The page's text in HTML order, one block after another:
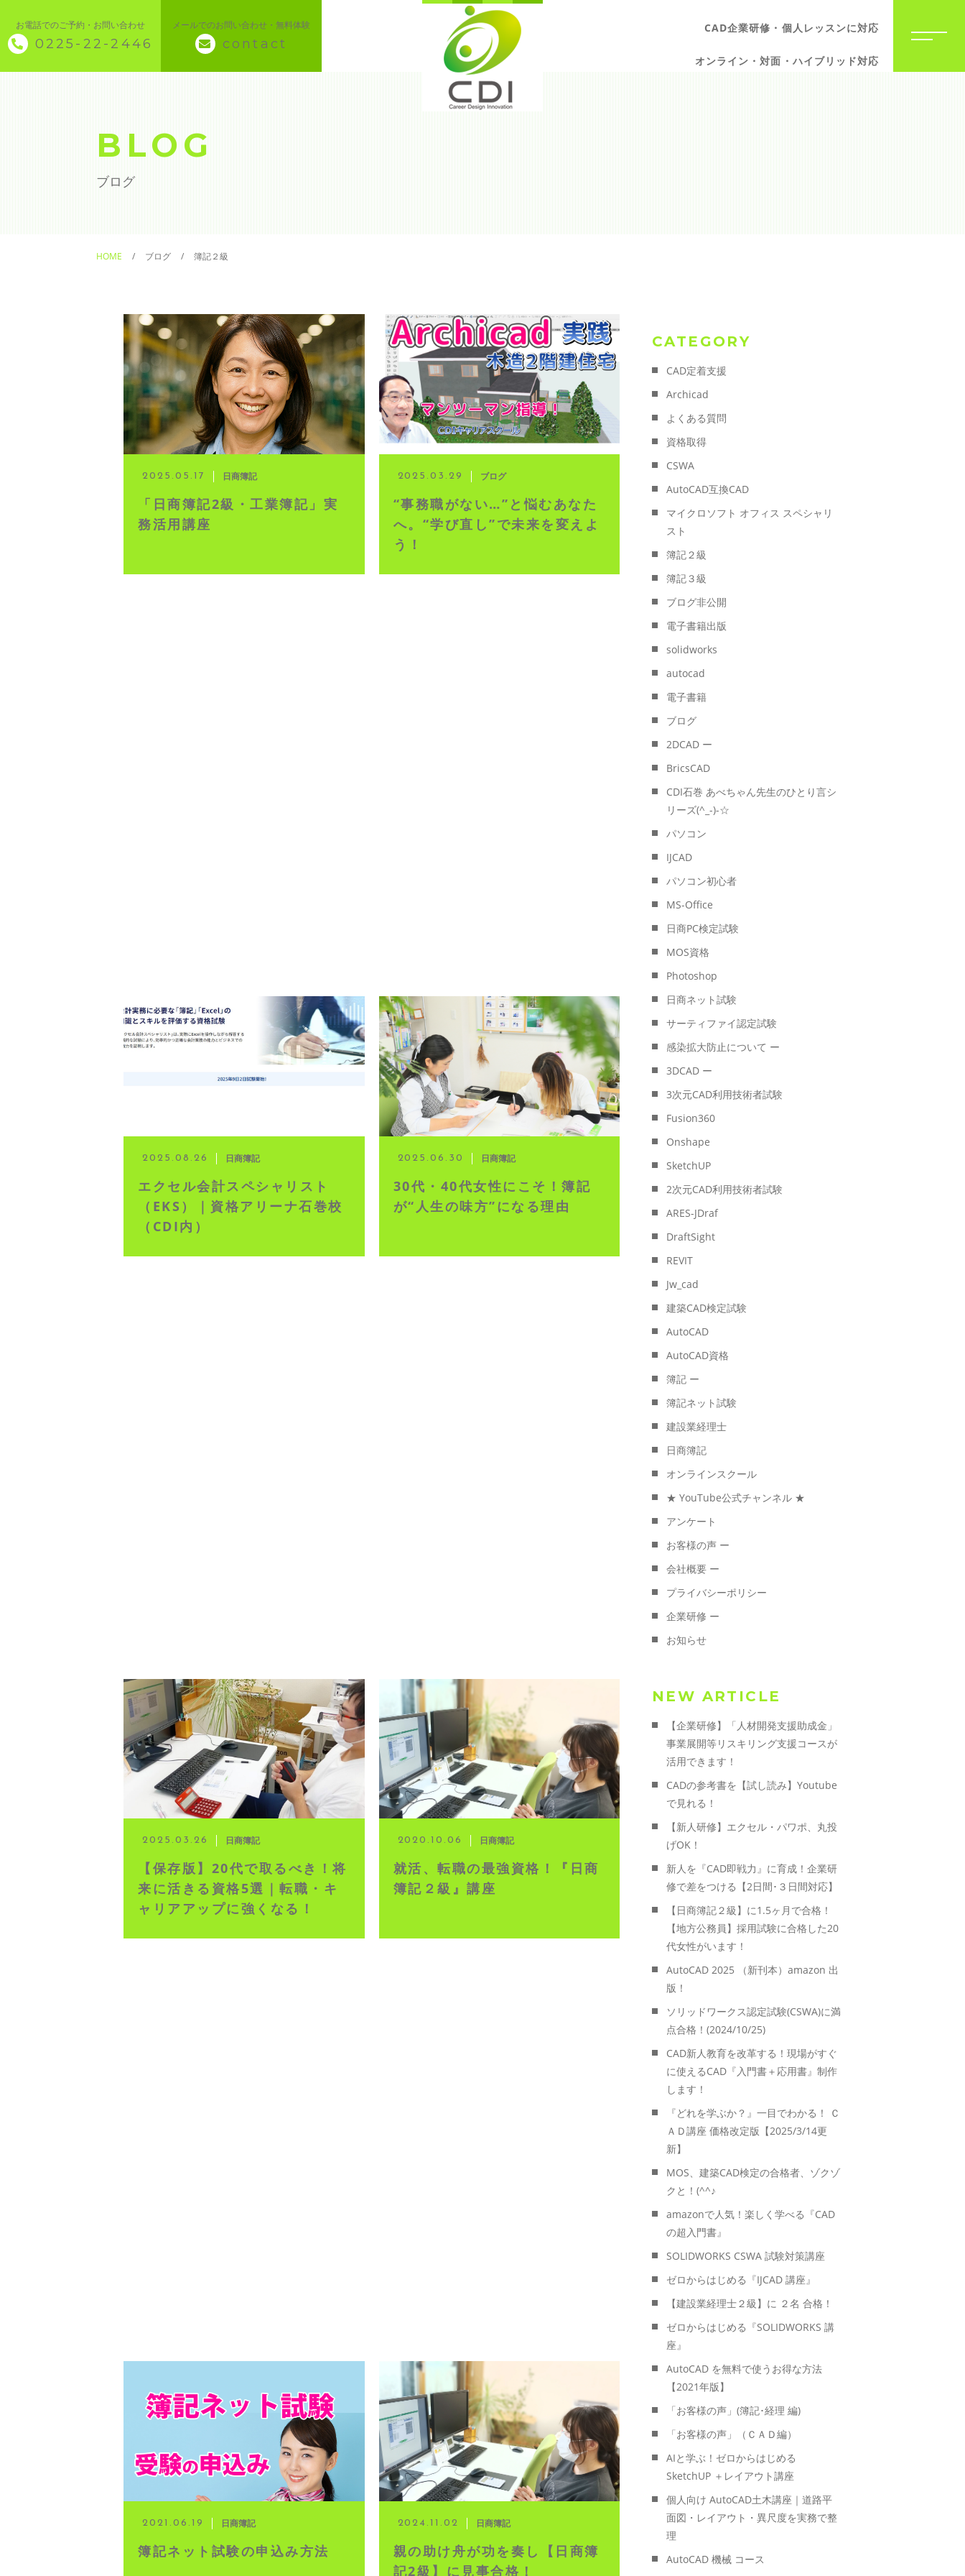
お電話でのご予約・お問い合わせ
0225-22-2446
メールでのお問い合わせ・無料体験
contact
CAD企業研修・個人レッスンに対応
オンライン・対面・ハイブリッド対応
◇ トップページ
◆ CAD・BIM
◆ 資格･ネット試験
◆ オンラインによる授業／体験
◇ 書籍出版
◇ Youtubeチャンネル・ライブ配信
◇ よくある質問
BLOG
ブログ
HOME ブログ 簿記２級
2025.05.17 日商簿記
「日商簿記2級・工業簿記」実
務活用講座
2025.03.29 ブログ
“事務職がない…”と悩むあなた
へ。“学び直し”で未来を変えよ
う！
2025.08.26 日商簿記
エクセル会計スペシャリスト
（EKS）｜資格アリーナ石巻校
（CDI内）
2025.06.30 日商簿記
30代・40代女性にこそ！簿記
が“人生の味方”になる理由
2025.03.26 日商簿記
【保存版】20代で取るべき！将
来に活きる資格5選｜転職・キ
ャリアアップに強くなる！
2020.10.06 日商簿記
就活、転職の最強資格！『日商
簿記２級』講座
2021.06.19 日商簿記
簿記ネット試験の申込み方法
2024.11.02 日商簿記
親の助け舟が功を奏し【日商簿
記2級】に見事合格！
CATEGORY
CAD定着支援
Archicad
よくある質問
資格取得
CSWA
AutoCAD互換CAD
マイクロソフト オフィス スペシャリ
スト
簿記２級
簿記３級
ブログ非公開
電子書籍出版
solidworks
autocad
電子書籍
ブログ
2DCAD ー
BricsCAD
CDI石巻 あべちゃん先生のひとり言シ
リーズ(^_-)-☆
パソコン
IJCAD
パソコン初心者
MS-Office
日商PC検定試験
MOS資格
Photoshop
日商ネット試験
サーティファイ認定試験
感染拡大防止について ー
3DCAD ー
3次元CAD利用技術者試験
Fusion360
Onshape
SketchUP
2次元CAD利用技術者試験
ARES-JDraf
DraftSight
REVIT
Jw_cad
建築CAD検定試験
AutoCAD
AutoCAD資格
簿記 ー
簿記ネット試験
建設業経理士
日商簿記
オンラインスクール
★ YouTube公式チャンネル ★
アンケート
お客様の声 ー
会社概要 ー
プライバシーポリシー
企業研修 ー
お知らせ
NEW ARTICLE
【企業研修】「人材開発支援助成金」
事業展開等リスキリング支援コースが
活用できます！
CADの参考書を【試し読み】Youtube
で見れる！
【新人研修】エクセル・パワポ、丸投
げOK！
新人を『CAD即戦力』に育成！企業研
修で差をつける【2日間･３日間対応】
【日商簿記２級】に1.5ヶ月で合格！
【地方公務員】採用試験に合格した20
代女性がいます！
AutoCAD 2025 （新刊本）amazon 出
版！
ソリッドワークス認定試験(CSWA)に満
点合格！(2024/10/25)
CAD新人教育を改革する！現場がすぐ
に使えるCAD『入門書＋応用書』制作
します！
『どれを学ぶか？』一目でわかる！ Ｃ
ＡＤ講座 価格改定版【2025/3/14更
新】
MOS、建築CAD検定の合格者、ゾクゾ
クと！(^^♪
amazonで人気！楽しく学べる『CAD
の超入門書』
SOLIDWORKS CSWA 試験対策講座
ゼロからはじめる『IJCAD 講座』
【建設業経理士２級】に ２名 合格！
ゼロからはじめる『SOLIDWORKS 講
座』
AutoCAD を無料で使うお得な方法
【2021年版】
「お客様の声」(簿記･経理 編)
「お客様の声」（ＣＡＤ編）
AIと学ぶ！ゼロからはじめる
SketchUP ＋レイアウト講座
個人向け AutoCAD土木講座｜道路平
面図・レイアウト・異尺度を実務で整
理
AutoCAD 機械 コース